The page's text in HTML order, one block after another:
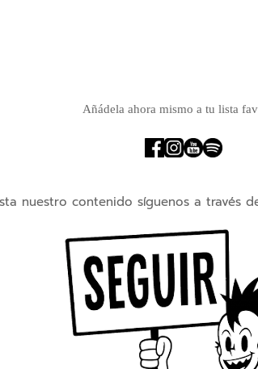
Añádela ahora mismo a tu lista
nuestro contenido síguenos a través